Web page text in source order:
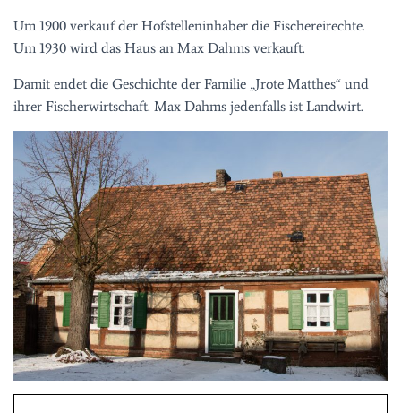
Um 1900 verkauf der Hofstelleninhaber die Fischereirechte.
Um 1930 wird das Haus an Max Dahms verkauft.
Damit endet die Geschichte der Familie „Jrote Matthes“ und
ihrer Fischerwirtschaft. Max Dahms jedenfalls ist Landwirt.